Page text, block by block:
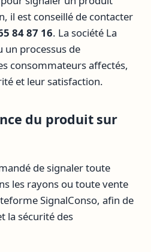
il est conseillé de contacter
84 87 16. La société La
un processus de
consommateurs affectés,
et leur satisfaction.
du produit sur
de signaler toute
les rayons ou toute vente
SignalConso, afin de
la sécurité des